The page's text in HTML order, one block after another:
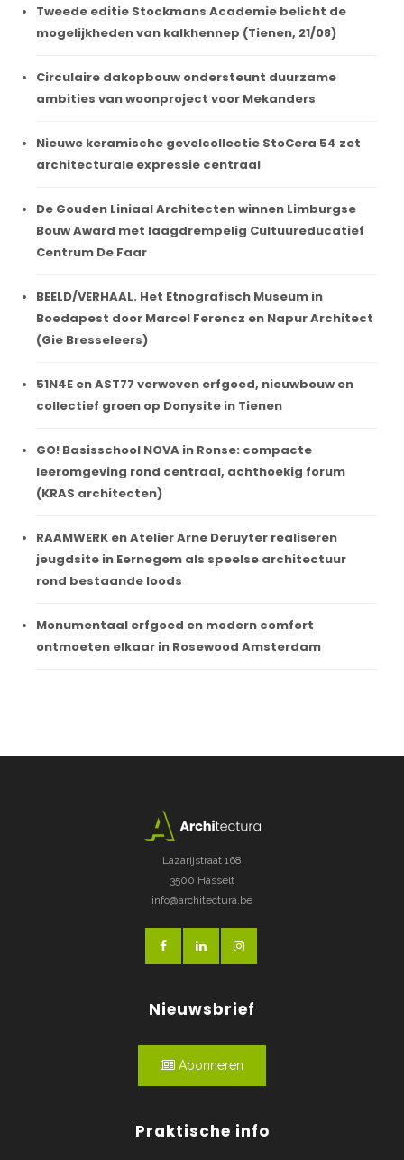
Tweede editie Stockmans Academie belicht de
mogelijkheden van kalkhennep (Tienen, 21/08)
Circulaire dakopbouw ondersteunt duurzame
ambities van woonproject voor Mekanders
Nieuwe keramische gevelcollectie StoCera 54 zet
architecturale expressie centraal
De Gouden Liniaal Architecten winnen Limburgse
Bouw Award met laagdrempelig Cultuureducatief
Centrum De Faar
BEELD/VERHAAL. Het Etnografisch Museum in
Boedapest door Marcel Ferencz en Napur Architect
(Gie Bresseleers)
51N4E en AST77 verweven erfgoed, nieuwbouw en
collectief groen op Donysite in Tienen
GO! Basisschool NOVA in Ronse: compacte
leeromgeving rond centraal, achthoekig forum
(KRAS architecten)
RAAMWERK en Atelier Arne Deruyter realiseren
jeugdsite in Eernegem als speelse architectuur
rond bestaande loods
Monumentaal erfgoed en modern comfort
ontmoeten elkaar in Rosewood Amsterdam
Lazarijstraat 168
3500 Hasselt
info@architectura.be
Nieuwsbrief
Abonneren
Praktische info